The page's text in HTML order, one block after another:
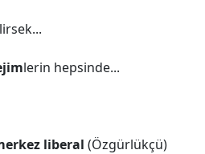
lerin hepsinde...
liberal (Özgürlükçü)